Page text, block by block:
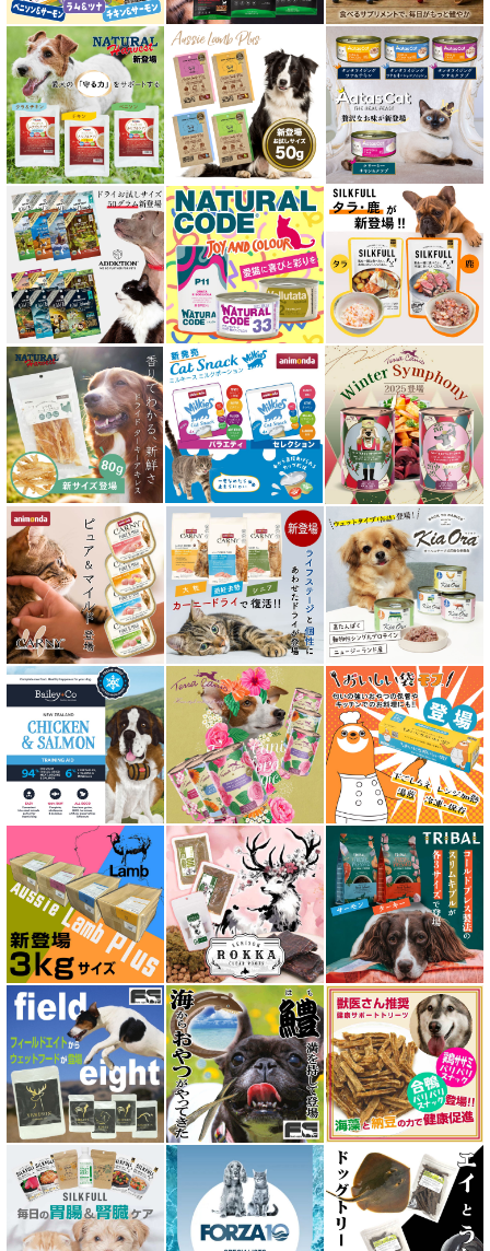
免疫サポート 猫用
低脂肪 ドライフード for CAT
水分補給用ウェットフード for CAT
特集 穀物不使用 キャットフード（ドライ）
エアドライ キャットフード
フリーズドライ キャットフード
おやつ全アイテム
素材そのまま
アイファクトリーおやつ
アタスキャット Aatas Cat
アディクション Addiction
アニモンダ ANIMONDA
アマノヴァ Amanova
アルモネイチャー almo nature
アンブロシア AMBROSIA
アートゥー AATU
アーテミス ARTEMIS
イティ iti
ウェルネス ヘルシーバランス
ウルフブラット WOLFSBLUT
エーワン AWAN DOG FOOD
エーにゃん Anyan 猫用おやつ
エクイリブリア EQUILIBRIA